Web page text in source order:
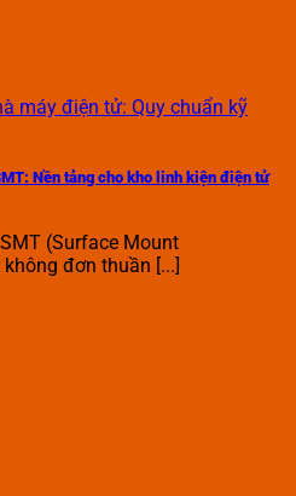
Nền tảng cho kho linh kiện điện tử
(Surface Mount
đơn thuần [...]